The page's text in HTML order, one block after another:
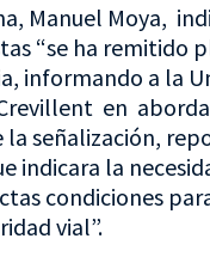
Manuel Moya,
“se ha remitido
informando a la
en
señalización,
indicara la
condiciones
vial”.